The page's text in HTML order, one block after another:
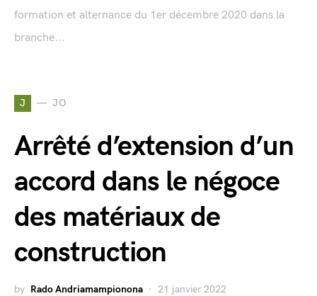
formation et alternance du 1er décembre 2020 dans la
branche...
J JO
Arrêté d’extension d’un
accord dans le négoce
des matériaux de
construction
by Rado Andriamampionona 21 janvier 2022